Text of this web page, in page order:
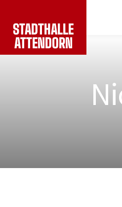
STADTHALLE
ATTENDORN